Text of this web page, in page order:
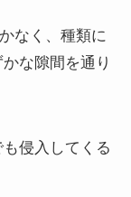
なく、種類に
な隙間を通り
侵入してくる